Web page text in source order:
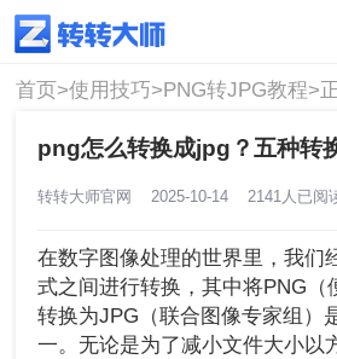
使用技巧
首页>使用技巧>PNG转JPG教程>
png怎么转换成jpg？五种转
转转大师官网 2025-10-14 2141人已阅
在数字图像处理的世界里，我们
式之间进行转换，其中将PNG（
转换为JPG（联合图像专家组）
一。无论是为了减小文件大小以